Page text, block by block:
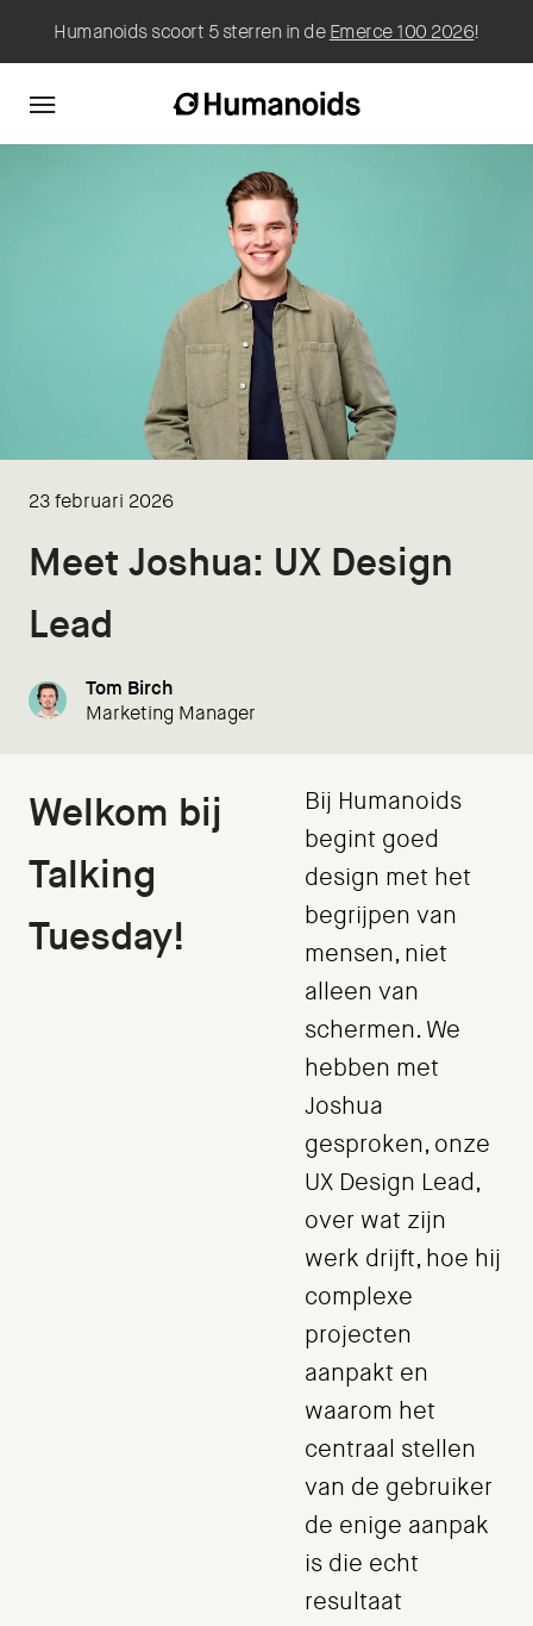
Humanoids scoort 5 sterren in deEmerce 100 2026!
23 februari 2026
Meet Joshua: UX Design
Lead
Tom Birch
Marketing Manager
Welkom bij
Talking
Tuesday!
Bij Humanoids
begint goed
design met het
begrijpen van
mensen, niet
alleen van
schermen. We
hebben met
Joshua
gesproken, onze
UX Design Lead,
over wat zijn
werk drijft, hoe hij
complexe
projecten
aanpakt en
waarom het
centraal stellen
van de gebruiker
de enige aanpak
is die echt
resultaat